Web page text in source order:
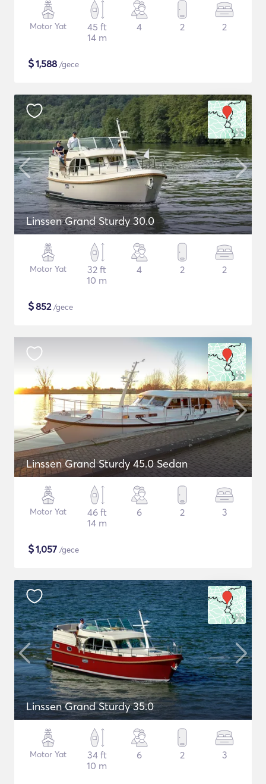
Motor Yat
45 ft
14 m
4 2 2
$1,588 /gece
Linssen Grand Sturdy 30.0
Motor Yat
32 ft
10 m
4 2 2
$852/gece
Linssen Grand Sturdy 45.0 Sedan
Motor Yat
46 ft
14 m
6 2 3
$1,057 /gece
Linssen Grand Sturdy 35.0
Motor Yat
34 ft
10 m
6 2 3